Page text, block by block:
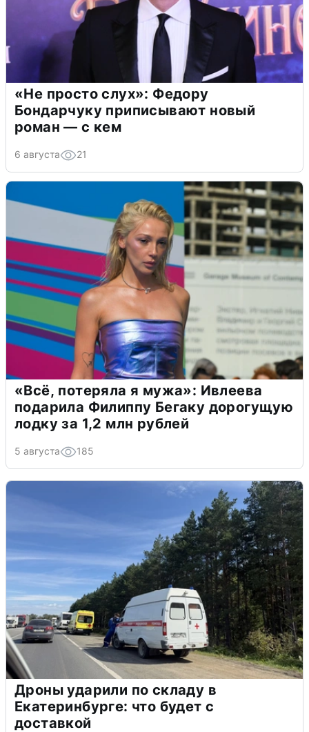
«Не просто слух»: Федору
Бондарчуку приписывают новый
роман — с кем
6 августа 21
«Всё, потеряла я мужа»: Ивлеева
подарила Филиппу Бегаку дорогущую
лодку за 1,2 млн рублей
5 августа 185
Дроны ударили по складу в
Екатеринбурге: что будет с
доставкой